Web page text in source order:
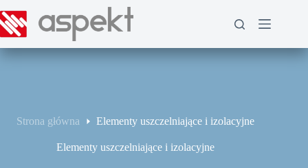
do
treści
Strona główna Elementy uszczelniające i izolacyjne
Elementy uszczelniające i izolacyjne